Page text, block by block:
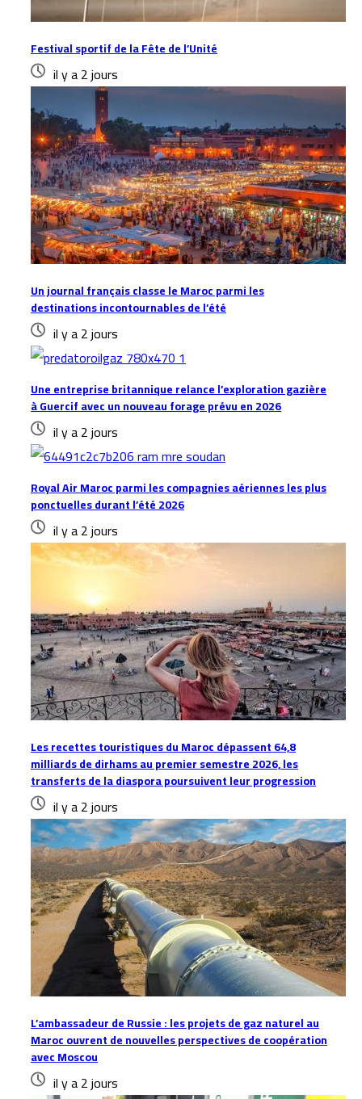
Festival sportif de la Fête de l’Unité
il y a 2 jours
Un journal français classe le Maroc parmi les
destinations incontournables de l’été
il y a 2 jours
Une entreprise britannique relance l’exploration gazière
à Guercif avec un nouveau forage prévu en 2026
il y a 2 jours
Royal Air Maroc parmi les compagnies aériennes les plus
ponctuelles durant l’été 2026
il y a 2 jours
Les recettes touristiques du Maroc dépassent 64,8
milliards de dirhams au premier semestre 2026, les
transferts de la diaspora poursuivent leur progression
il y a 2 jours
L’ambassadeur de Russie : les projets de gaz naturel au
Maroc ouvrent de nouvelles perspectives de coopération
avec Moscou
il y a 2 jours